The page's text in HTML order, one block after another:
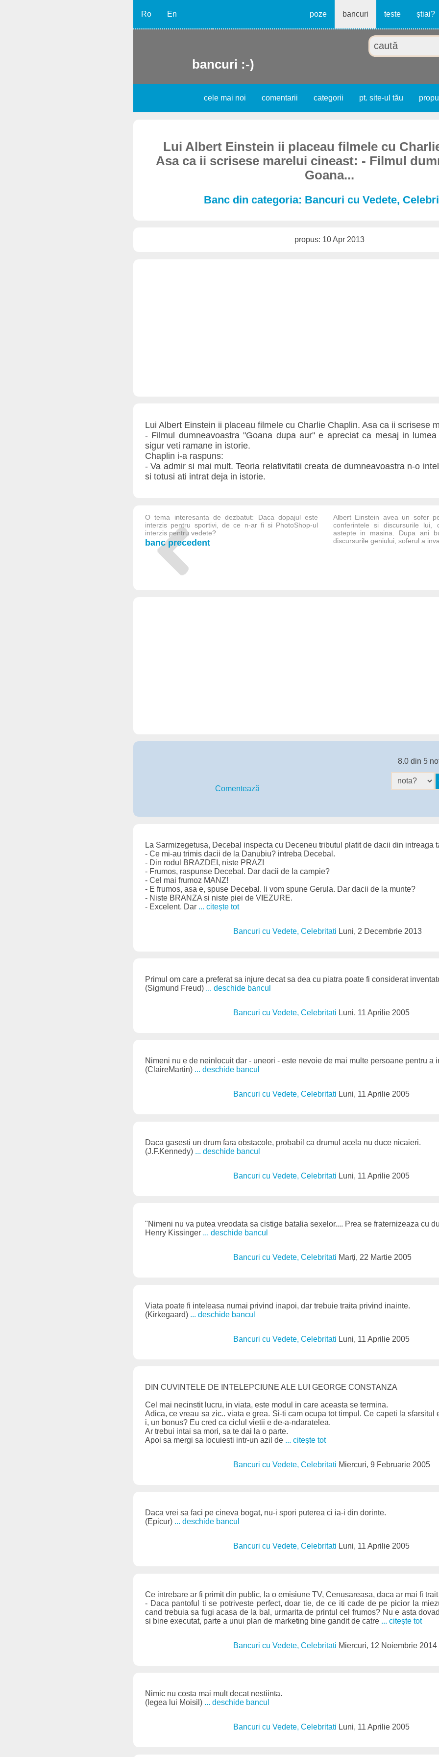
Ro En poze bancuri teste știai?
bancuri :-)
cele mai noi comentarii categorii pt. site-ul tău
Lui Albert Einstein ii placeau filmele cu
Asa ca ii scrisese marelui cineast: - Filmul
Goana...
Banc din categoria: Bancuri cu Vedete,
propus: 10 Apr 2013
Lui Albert Einstein ii placeau filmele cu Charlie Chaplin. Asa ca ii scrisese
- Filmul dumneavoastra "Goana dupa aur" e apreciat ca mesaj in
sigur veti ramane in istorie.
Chaplin i-a raspuns:
- Va admir si mai mult. Teoria relativitatii creata de dumneavoastra n-o
si totusi ati intrat deja in istorie.
O tema interesanta de dezbatut: Daca dopajul este
interzis pentru sportivi, de ce n-ar fi si PhotoShop-ul
interzis pentru vedete?
banc precedent
Albert Einstein avea un sofer
conferintele si discursurile
astepte in masina. Dupa ani
discursurile geniului, soferul a
Comentează
8.0 din 5
La Sarmizegetusa, Decebal inspecta cu Deceneu tributul platit de dacii din intreaga
- Ce mi-au trimis dacii de la Danubiu? intreba Decebal.
- Din rodul BRAZDEI, niste PRAZ!
- Frumos, raspunse Decebal. Dar dacii de la campie?
- Cel mai frumoz MANZ!
- E frumos, asa e, spuse Decebal. Ii vom spune Gerula. Dar dacii de la munte?
- Niste BRANZA si niste piei de VIEZURE.
- Excelent. Dar ... citește tot
Bancuri cu Vedete, Celebritati Luni, 2 Decembrie 2013
Primul om care a preferat sa injure decat sa dea cu piatra poate fi considerat
(Sigmund Freud) ... deschide bancul
Bancuri cu Vedete, Celebritati Luni, 11 Aprilie 2005
Nimeni nu e de neinlocuit dar - uneori - este nevoie de mai multe persoane pentru a
(ClaireMartin) ... deschide bancul
Bancuri cu Vedete, Celebritati Luni, 11 Aprilie 2005
Daca gasesti un drum fara obstacole, probabil ca drumul acela nu duce nicaieri.
(J.F.Kennedy) ... deschide bancul
Bancuri cu Vedete, Celebritati Luni, 11 Aprilie 2005
"Nimeni nu va putea vreodata sa cistige batalia sexelor.... Prea se fraternizeaza cu
Henry Kissinger ... deschide bancul
Bancuri cu Vedete, Celebritati Marți, 22 Martie 2005
Viata poate fi inteleasa numai privind inapoi, dar trebuie traita privind inainte.
(Kirkegaard) ... deschide bancul
Bancuri cu Vedete, Celebritati Luni, 11 Aprilie 2005
DIN CUVINTELE DE INTELEPCIUNE ALE LUI GEORGE CONSTANZA
Cel mai necinstit lucru, in viata, este modul in care aceasta se termina.
Adica, ce vreau sa zic.. viata e grea. Si-ti cam ocupa tot timpul. Ce capeti la sfarsitul
i, un bonus? Eu cred ca ciclul vietii e de-a-ndaratelea.
Ar trebui intai sa mori, sa te dai la o parte.
Apoi sa mergi sa locuiesti intr-un azil de ... citește tot
Bancuri cu Vedete, Celebritati Miercuri, 9 Februarie 2005
Daca vrei sa faci pe cineva bogat, nu-i spori puterea ci ia-i din dorinte.
(Epicur) ... deschide bancul
Bancuri cu Vedete, Celebritati Luni, 11 Aprilie 2005
Ce intrebare ar fi primit din public, la o emisiune TV, Cenusareasa, daca ar mai fi
- Daca pantoful ti se potriveste perfect, doar tie, de ce iti cade de pe picior la
cand trebuia sa fugi acasa de la bal, urmarita de printul cel frumos? Nu e asta
si bine executat, parte a unui plan de marketing bine gandit de catre ... citește tot
Bancuri cu Vedete, Celebritati Miercuri, 12 Noiembrie 2014
Nimic nu costa mai mult decat nestiinta.
(legea lui Moisil) ... deschide bancul
Bancuri cu Vedete, Celebritati Luni, 11 Aprilie 2005